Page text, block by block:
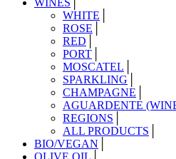
WINES
WHITE
ROSE
RED
PORT
MOSCATEL
SPARKLING
CHAMPAGNE
AGUARDENTE
REGIONS
ALL PRODUCTS
BIO/VEGAN
OLIVE OIL